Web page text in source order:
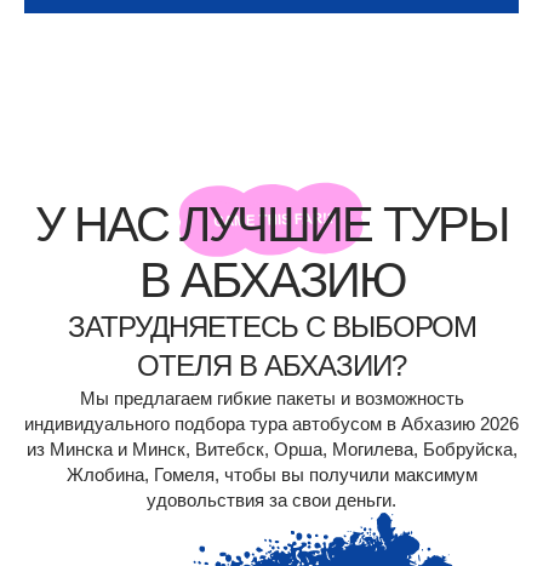
У НАС ЛУЧШИЕ ТУРЫ
В АБХАЗИЮ
ЗАТРУДНЯЕТЕСЬ С ВЫБОРОМ
ОТЕЛЯ В АБХАЗИИ?
Мы предлагаем гибкие пакеты и возможность
индивидуального подбора тура автобусом в Абхазию 2026
из Минска и Минск, Витебск, Орша, Могилева, Бобруйска,
Жлобина, Гомеля, чтобы вы получили максимум
удовольствия за свои деньги.